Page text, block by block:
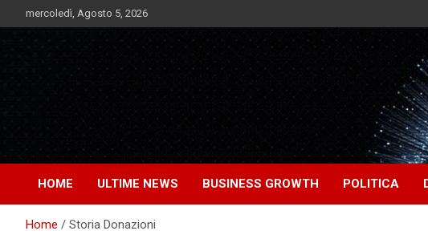
to
mercoledì, Agosto 5, 2026
Market News
Notizie Bomba dall'Italia e dal Mondo
HOME ULTIME NEWS BUSINESS GROWTH POLITICA
Home Storia Donazioni